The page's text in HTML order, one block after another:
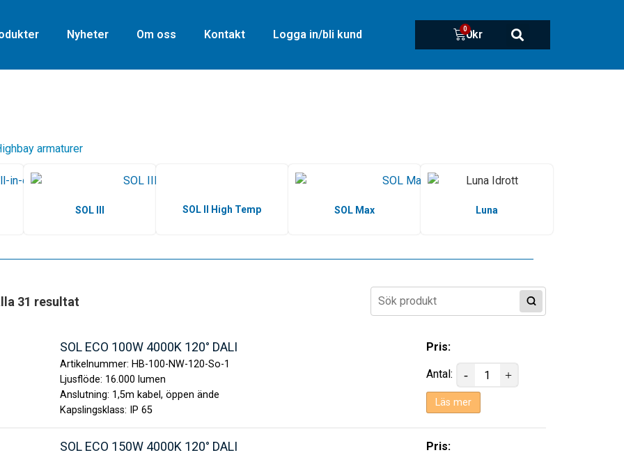
Nyheter Om oss Kontakt Logga in/bli kund 0kr
0
armaturer
SOL III SOL II High Temp SOL Max Luna
31 resultat
SOL ECO 100W 4000K 120° DALI
Artikelnummer: HB-100-NW-120-So-1
Ljusflöde: 16.000 lumen
Anslutning: 1,5m kabel, öppen ände
Kapslingsklass:
IP 65
Pris:
Antal:
Läs mer
SOL ECO 150W 4000K 120° DALI Pris: